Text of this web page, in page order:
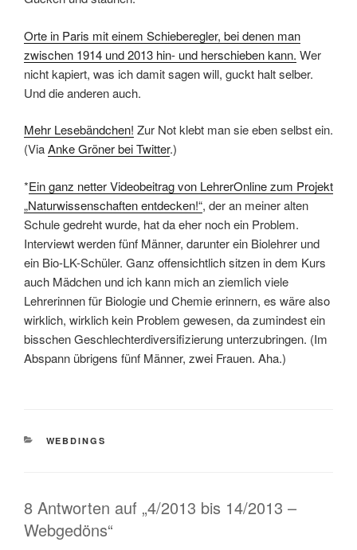
Orte in Paris mit einem Schieberegler, bei denen man
zwischen 1914 und 2013 hin- und herschieben kann. Wer
nicht kapiert, was ich damit sagen will, guckt halt selber.
Und die anderen auch.
Mehr Lesebändchen! Zur Not klebt man sie eben selbst ein.
(ViaAnke Gröner bei Twitter.)
*Ein ganz netter Videobeitrag von LehrerOnline zum Projekt
„Naturwissenschaften entdecken!“, der an meiner alten
Schule gedreht wurde, hat da eher noch ein Problem.
Interviewt werden fünf Männer, darunter ein Biolehrer und
ein Bio-LK-Schüler. Ganz offensichtlich sitzen in dem Kurs
auch Mädchen und ich kann mich an ziemlich viele
Lehrerinnen für Biologie und Chemie erinnern, es wäre also
wirklich, wirklich kein Problem gewesen, da zumindest ein
bisschen Geschlechterdiversifizierung unterzubringen. (Im
Abspann übrigens fünf Männer, zwei Frauen. Aha.)
KATEGORIEN
WEBDINGS
8 Antworten auf „4/2013 bis 14/2013 –
Webgedöns“